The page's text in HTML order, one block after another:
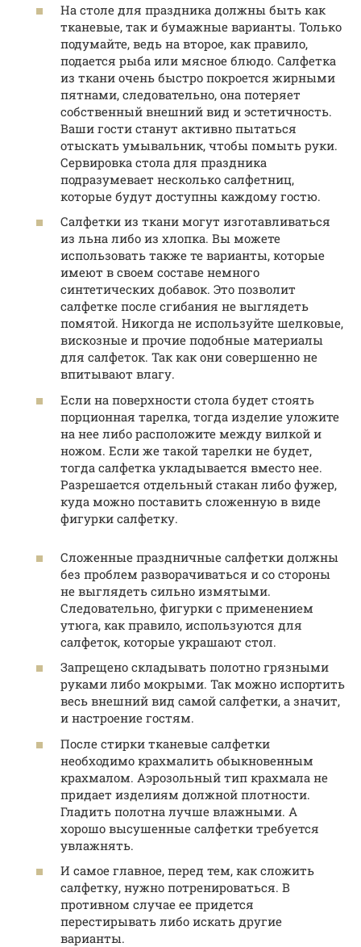
На столе для праздника должны быть как
тканевые, так и бумажные варианты. Только
подумайте, ведь на второе, как правило,
подается рыба или мясное блюдо. Салфетка
из ткани очень быстро покроется жирными
пятнами, следовательно, она потеряет
собственный внешний вид и эстетичность.
Ваши гости станут активно пытаться
отыскать умывальник, чтобы помыть руки.
Сервировка стола для праздника
подразумевает несколько салфетниц,
которые будут доступны каждому гостю.
Салфетки из ткани могут изготавливаться
из льна либо из хлопка. Вы можете
использовать также те варианты, которые
имеют в своем составе немного
синтетических добавок. Это позволит
салфетке после сгибания не выглядеть
помятой. Никогда не используйте шелковые,
вискозные и прочие подобные материалы
для салфеток. Так как они совершенно не
впитывают влагу.
Если на поверхности стола будет стоять
порционная тарелка, тогда изделие уложите
на нее либо расположите между вилкой и
ножом. Если же такой тарелки не будет,
тогда салфетка укладывается вместо нее.
Разрешается отдельный стакан либо фужер,
куда можно поставить сложенную в виде
фигурки салфетку.
Сложенные праздничные салфетки должны
без проблем разворачиваться и со стороны
не выглядеть сильно измятыми.
Следовательно, фигурки с применением
утюга, как правило, используются для
салфеток, которые украшают стол.
Запрещено складывать полотно грязными
руками либо мокрыми. Так можно испортить
весь внешний вид самой салфетки, а значит,
и настроение гостям.
После стирки тканевые салфетки
необходимо крахмалить обыкновенным
крахмалом. Аэрозольный тип крахмала не
придает изделиям должной плотности.
Гладить полотна лучше влажными. А
хорошо высушенные салфетки требуется
увлажнять.
И самое главное, перед тем, как сложить
салфетку, нужно потренироваться. В
противном случае ее придется
перестирывать либо искать другие
варианты.